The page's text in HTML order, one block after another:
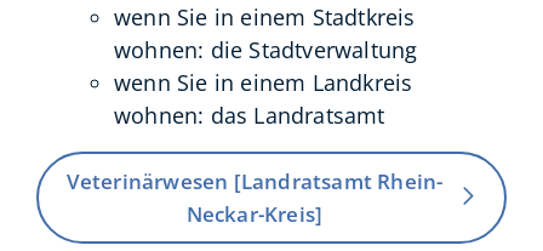
wenn Sie in einem Stadtkreis
wohnen: die Stadtverwaltung
wenn Sie in einem Landkreis
wohnen: das Landratsamt
Veterinärwesen [Landratsamt Rhein-
Neckar-Kreis]